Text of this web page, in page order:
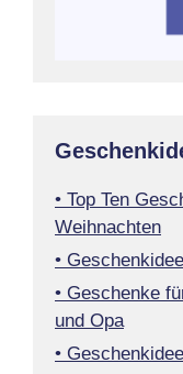
• Top Ten
Weihnachten
•
• Geschenke
und Opa
•